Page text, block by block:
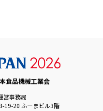
食品機械工業会
営事務局
19-20 ふーまビル3階